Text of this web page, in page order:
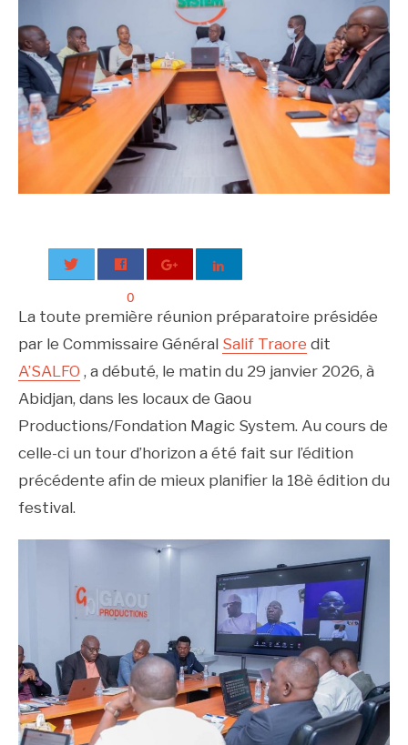
0
La toute première réunion préparatoire présidée
par le Commissaire Général Salif Traore dit
A’SALFO , a débuté, le matin du 29 janvier 2026, à
Abidjan, dans les locaux de Gaou
Productions/Fondation Magic System. Au cours de
celle-ci un tour d’horizon a été fait sur l’édition
précédente afin de mieux planifier la 18è édition du
festival.